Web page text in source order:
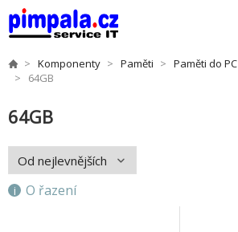
Komponenty Paměti Paměti do PC
64GB
64GB
O řazení